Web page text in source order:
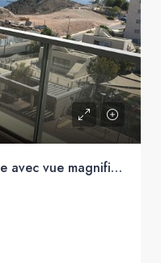
Bonne occasion! 3 pièces à vendre avec vue magnifique sur la mer, Eilat